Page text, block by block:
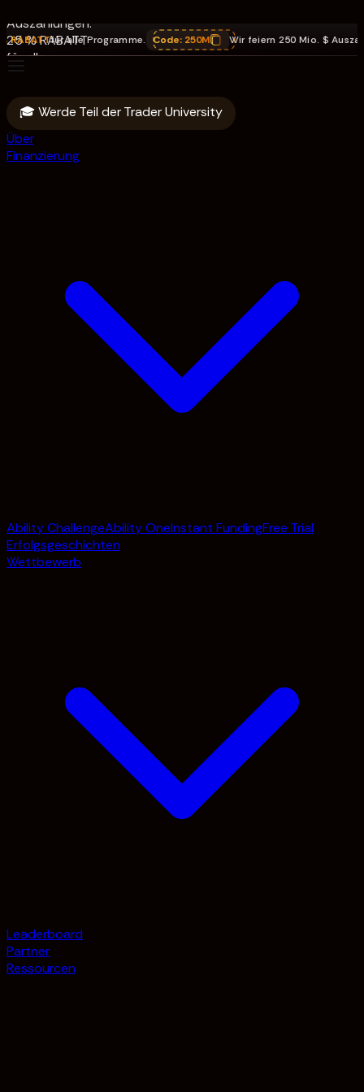
Auszahlungen.
25 % RABATT
für alle
für alle Programme. Code: 250M Wir feiern 250 Mio. $ Auszahlungen,
🎓 Werde Teil der Trader University
Über
Finanzierung
Ability ChallengeAbility OneInstant FundingFree Trial
Erfolgsgeschichten
Wettbewerb
Leaderboard
Partner
Ressourcen